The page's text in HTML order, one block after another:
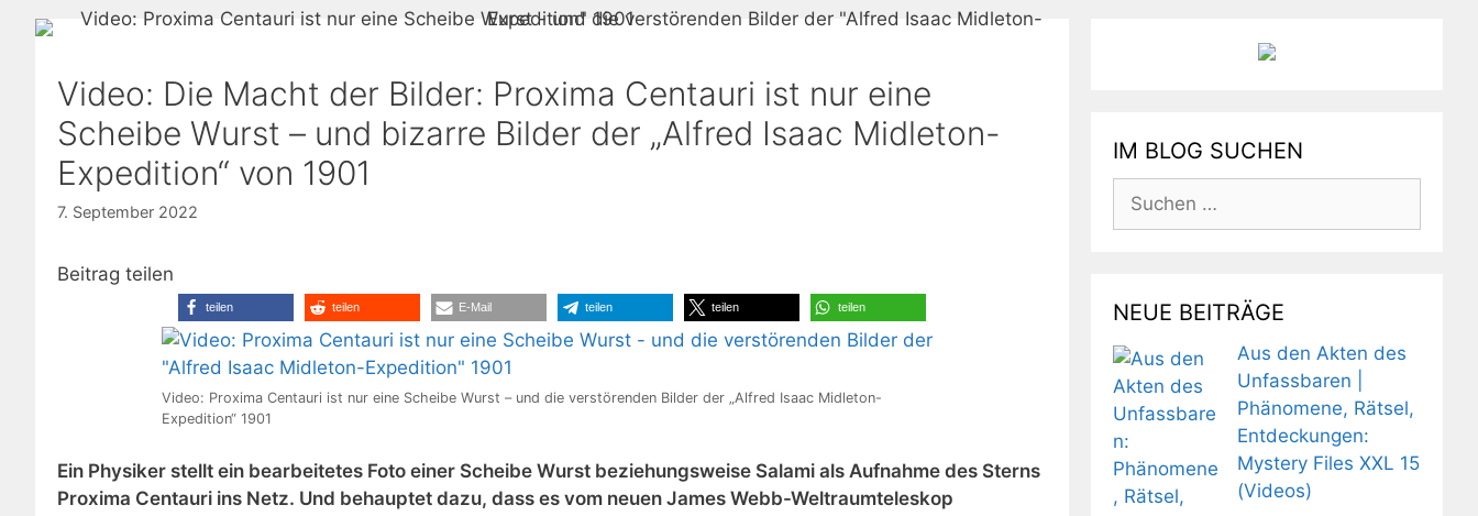
Video: Die Macht der Bilder: Proxima Centauri ist nur eine
Scheibe Wurst – und bizarre Bilder der „Alfred Isaac Midleton-
Expedition“ von 1901
7. September 2022
Beitrag teilen
teilen teilen E-Mail teilen teilen teilen
Video: Proxima Centauri ist nur eine Scheibe Wurst – und die verstörenden Bilder der „Alfred Isaac Midleton-
Expedition“ 1901
Ein Physiker stellt ein bearbeitetes Foto einer Scheibe Wurst beziehungsweise Salami als Aufnahme des Sterns
Proxima Centauri ins Netz. Und behauptet dazu, dass es vom neuen James Webb-Weltraumteleskop
IM BLOG SUCHEN
Suchen
nach:
NEUE BEITRÄGE
Aus den Akten des
Unfassbaren |
Phänomene, Rätsel,
Entdeckungen:
Mystery Files XXL 15
(Videos)